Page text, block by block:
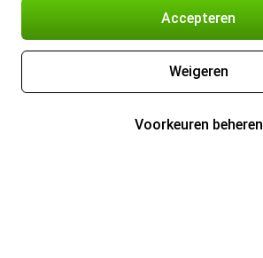
Accepteren
Weigeren
Voorkeuren beheren